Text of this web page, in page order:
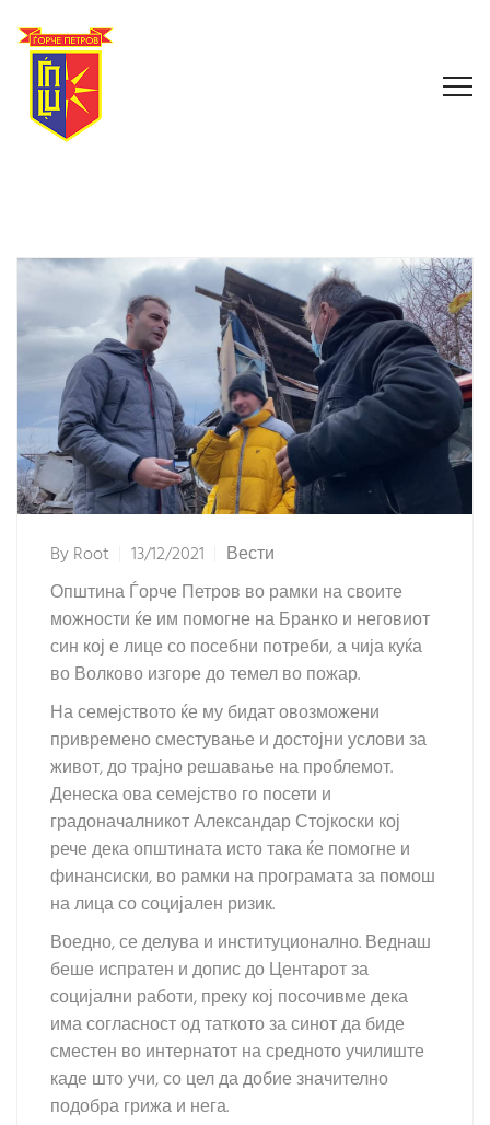
ByRoot 13/12/2021
Вести
Општина Ѓорче Петров во рамки на своите
можности ќе им помогне на Бранко и неговиот
син кој е лице со посебни потреби, а чија куќа
во Волково изгоре до темел во пожар.
На семејството ќе му бидат овозможени
привремено сместување и достојни услови за
живот, до трајно решавање на проблемот.
Денеска ова семејство го посети и
градоначалникот Александар Стојкоски кој
рече дека општината исто така ќе помогне и
финансиски, во рамки на програмата за помош
на лица со социјален ризик.
Воедно, се делува и институционално. Веднаш
беше испратен и допис до Центарот за
социјални работи, преку кој посочивме дека
има согласност од таткото за синот да биде
сместен во интернатот на средното училиште
каде што учи, со цел да добие значително
подобра грижа и нега.